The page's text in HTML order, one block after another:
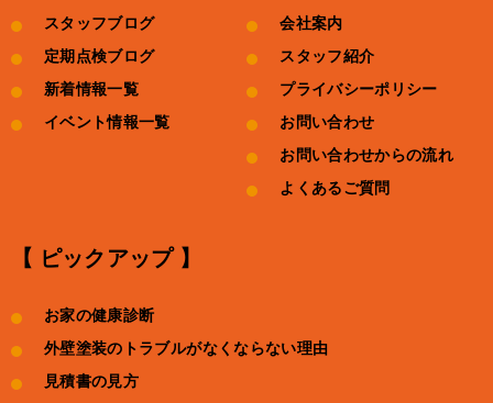
スタッフブログ
定期点検ブログ
新着情報一覧
イベント情報一覧
会社案内
スタッフ紹介
プライバシーポリシー
お問い合わせ
お問い合わせからの流れ
よくあるご質問
【 ピックアップ 】
お家の健康診断
外壁塗装のトラブルがなくならない理由
見積書の見方